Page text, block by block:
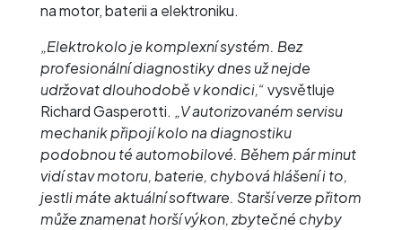
na motor, baterii a elektroniku.
„Elektrokolo je komplexní systém. Bez
profesionální diagnostiky dnes už nejde
udržovat dlouhodobě v kondici,“vysvětluje
Richard Gasperotti. „V autorizovaném servisu
mechanik připojí kolo na diagnostiku
podobnou té automobilové. Během pár minut
vidí stav motoru, baterie, chybová hlášení i to,
jestli máte aktuální software. Starší verze přitom
může znamenat horší výkon, zbytečné chyby